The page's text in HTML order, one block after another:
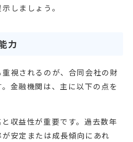
しましょう。
力
視されるのが、合同会社の財
金融機関は、主に以下の点を
収益性が重要です。過去数年
安定または成長傾向にあれ